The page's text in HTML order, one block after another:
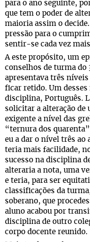
para o ano seguinte,
que tem o poder de
maioria assim o
pressão para o
sentir-se cada vez
A este propósito, um
conselhos de turma do
apresentava três
ficar retido. Um
disciplina, Português.
solicitar a alteração de
exigente a nível das
“ternura dos
eu a dar o nível três ao
teria mais facilidade,
sucesso na disciplina
alteraria a nota, uma
e teria, para ser
classificações da
soberano, que
aluno acabou por
disciplina de outro
corpo docente reunido.